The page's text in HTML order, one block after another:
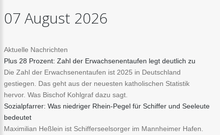
07 August 2026
Aktuelle Nachrichten
Plus 28 Prozent: Zahl der Erwachsenentaufen legt deutlich zu
Die Zahl der Erwachsenentaufen ist 2025 in Deutschland
gestiegen. Das geht aus der neuesten katholischen Statistik
hervor. Was Bischof Kohlgraf dazu sagt.
Sozialpfarrer: Was niedriger Rhein-Pegel für Schiffer und Seeleute
bedeutet
Maximilian Heßlein ist Schifferseelsorger im Mannheimer Hafen.